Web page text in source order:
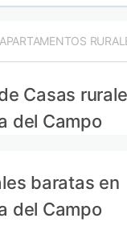
APARTAMENTOS
Casas
del Campo
baratas en
del Campo